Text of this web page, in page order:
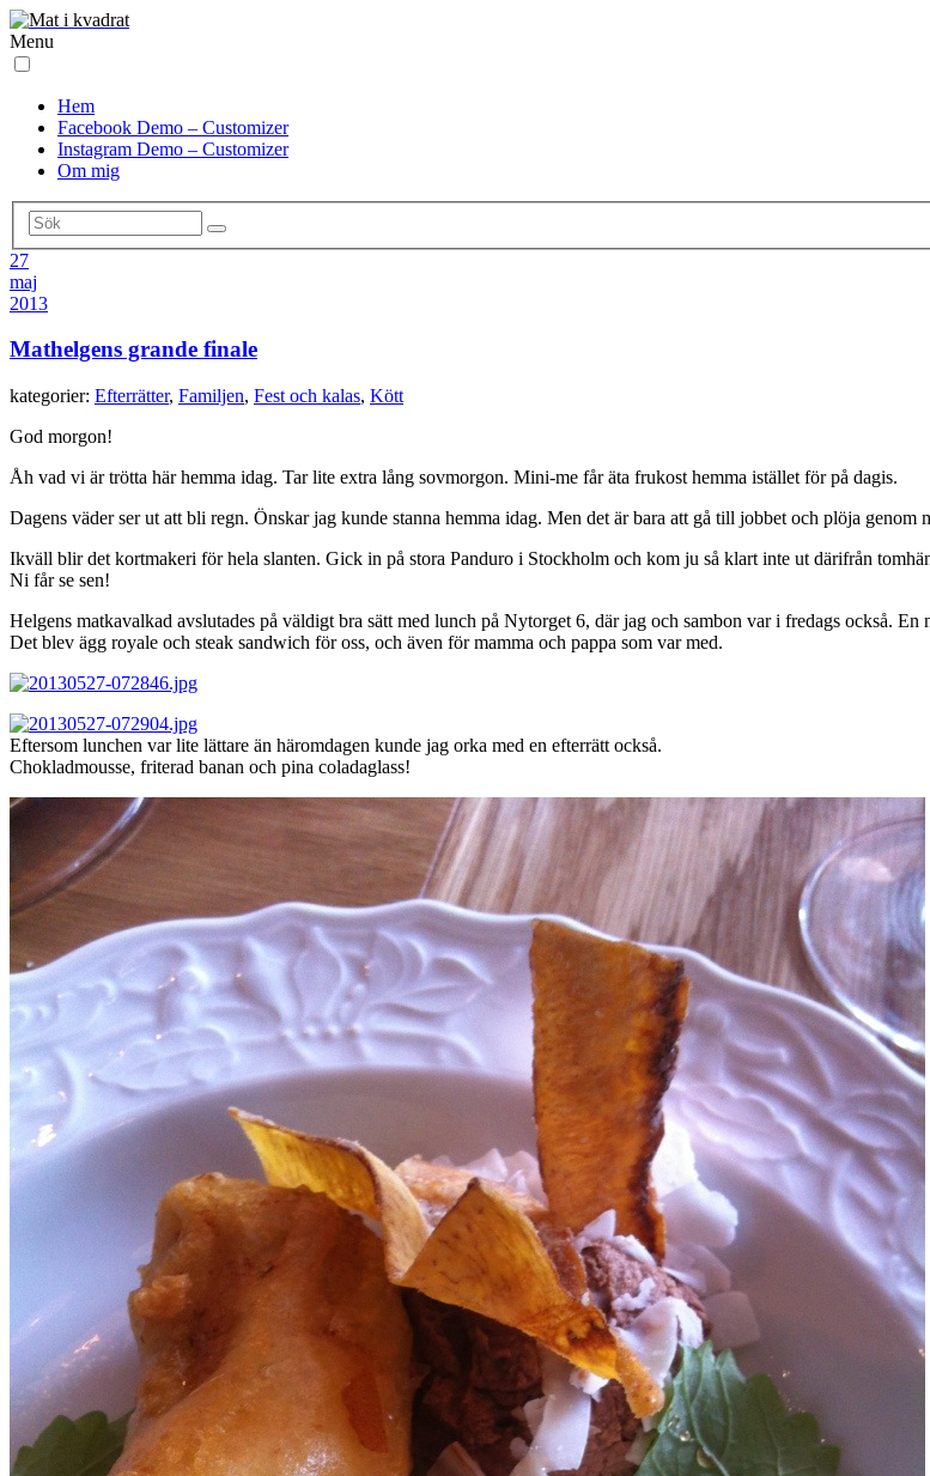
Menu
Hem
Facebook Demo – Customizer
Instagram Demo – Customizer
Om mig
27
maj
2013
Mathelgens grande finale
kategorier: Efterrätter, Familjen, Fest och kalas, Kött
God morgon!
Åh vad vi är trötta här hemma idag. Tar lite extra lång sovmorgon. Mini-me får äta frukost hemma istället för på dagis.
Dagens väder ser ut att bli regn. Önskar jag kunde stanna hemma idag. Men det är bara att gå till jobbet och plöja genom
Ikväll blir det kortmakeri för hela slanten. Gick in på stora Panduro i Stockholm och kom ju så klart inte ut därifrån
Ni får se sen!
Helgens matkavalkad avslutades på väldigt bra sätt med lunch på Nytorget 6, där jag och sambon var i fredags också. En
Det blev ägg royale och steak sandwich för oss, och även för mamma och pappa som var med.
Eftersom lunchen var lite lättare än häromdagen kunde jag orka med en efterrätt också.
Chokladmousse, friterad banan och pina coladaglass!